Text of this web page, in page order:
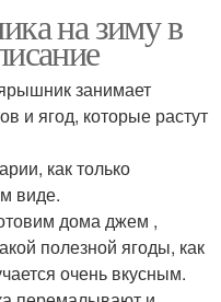
на зиму в
занимает
и ягод, которые растут
как только
виде.
дома джем ,
полезной ягоды, как
очень вкусным.